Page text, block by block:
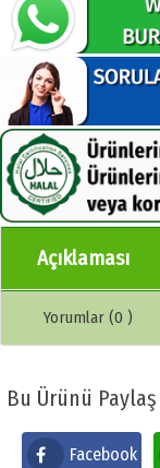
Açıklaması
Yorumlar (0 )
Bu Ürünü Paylaş
Facebook